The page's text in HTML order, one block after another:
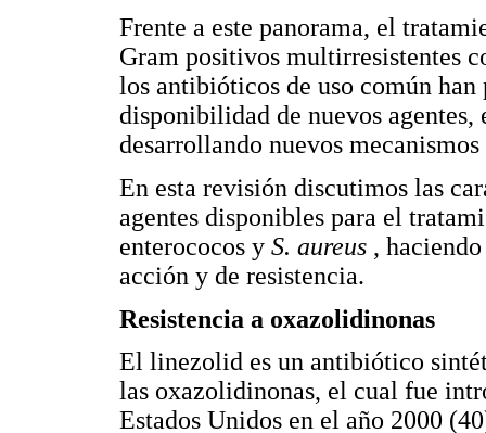
Frente a este panorama, el
Gram positivos multirresistentes
los antibióticos de uso común
disponibilidad de nuevos agentes,
desarrollando nuevos
En esta revisión discutimos las
agentes disponibles para el
enterococos y S. aureus ,
acción y de resistencia.
Resistencia a oxazolidinonas
El linezolid es un antibiótico
las oxazolidinonas, el cual fue
Estados Unidos en el año 2000